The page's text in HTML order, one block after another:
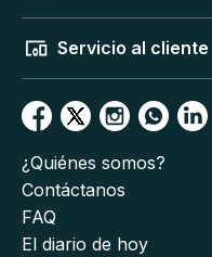
Servicio al cliente
¿Quiénes somos?
Contáctanos
FAQ
El diario de hoy